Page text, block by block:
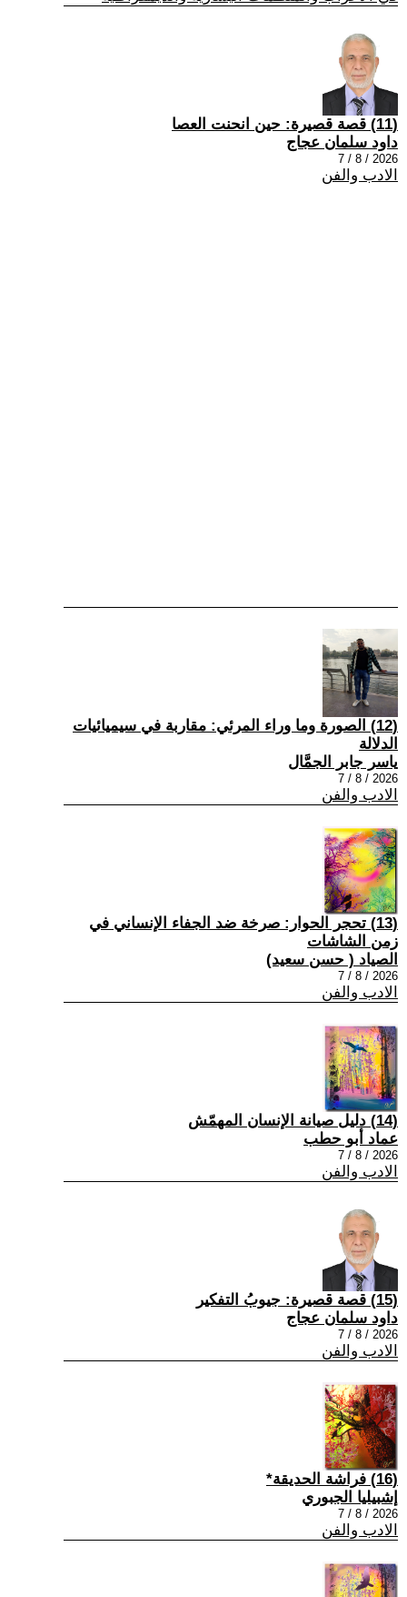
(11) قصة قصيرة: حين انحنت العصا
داود سلمان عجاج
2026 / 8 / 7
الادب والفن
(12) الصورة وما وراء المرئي: مقاربة في سيميائيات
الدلالة
ياسر جابر الجمَّال
2026 / 8 / 7
الادب والفن
(13) تحجر الحوار: صرخة ضد الجفاء الإنساني في
زمن الشاشات
الصياد ‏( حسن سعيد‏)
2026 / 8 / 7
الادب والفن
(14) دليل صيانة الإنسان المهمّش
عماد أبو حطب
2026 / 8 / 7
الادب والفن
(15) قصة قصيرة: جيوبُ التفكير
داود سلمان عجاج
2026 / 8 / 7
الادب والفن
(16) فراشة الحديقة*
إشبيليا الجبوري
2026 / 8 / 7
الادب والفن